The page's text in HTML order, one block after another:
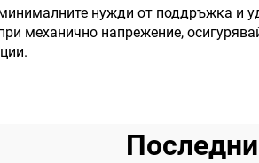
нужди от поддръжка и
механично напрежение,